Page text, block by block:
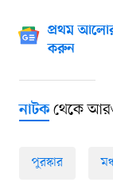
প্রথম
করুন
নাটকথেকে
পুরস্কার